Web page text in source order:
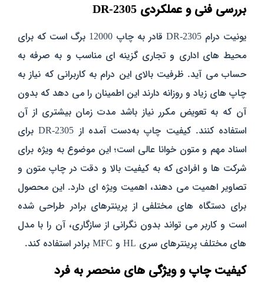
بررسی فنی و عملکردی DR-2305
یونیت درام DR-2305 قادر به چاپ 12000 برگ است که برای
محیط‌ های اداری و تجاری گزینه‌ ای مناسب و به‌ صرفه به
حساب می‌ آید. ظرفیت بالای این درام به کاربرانی که نیاز به
چاپ‌ های زیاد و روزانه دارند این اطمینان را می‌ دهد که بدون
آن که به تعویض مکرر نیاز باشد مدت زمان بیشتری از آن
استفاده کنند. کیفیت چاپ به‌دست‌ آمده از DR-2305 برای
اسناد مهم و متون خوانا عالی است؛ این موضوع به‌ ویژه برای
شرکت‌ ها و افرادی که به کیفیت بالا و دقت در چاپ متون و
تصاویر اهمیت می‌ دهند، اهمیت ویژه‌ ای دارد. این محصول
برای دستگاه‌ های مختلفی از پرینترهای برادر طراحی شده
است و کاربر می‌ تواند بدون نگرانی از سازگاری، آن را با مدل‌
های مختلف پرینترهای سری HL و MFC برادر استفاده کند.
کیفیت چاپ و ویژگی‌ های منحصر به فرد